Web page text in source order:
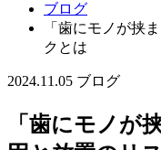
ブログ
「歯にモノが挟
クとは
2024.11.05 ブログ
「歯にモノが